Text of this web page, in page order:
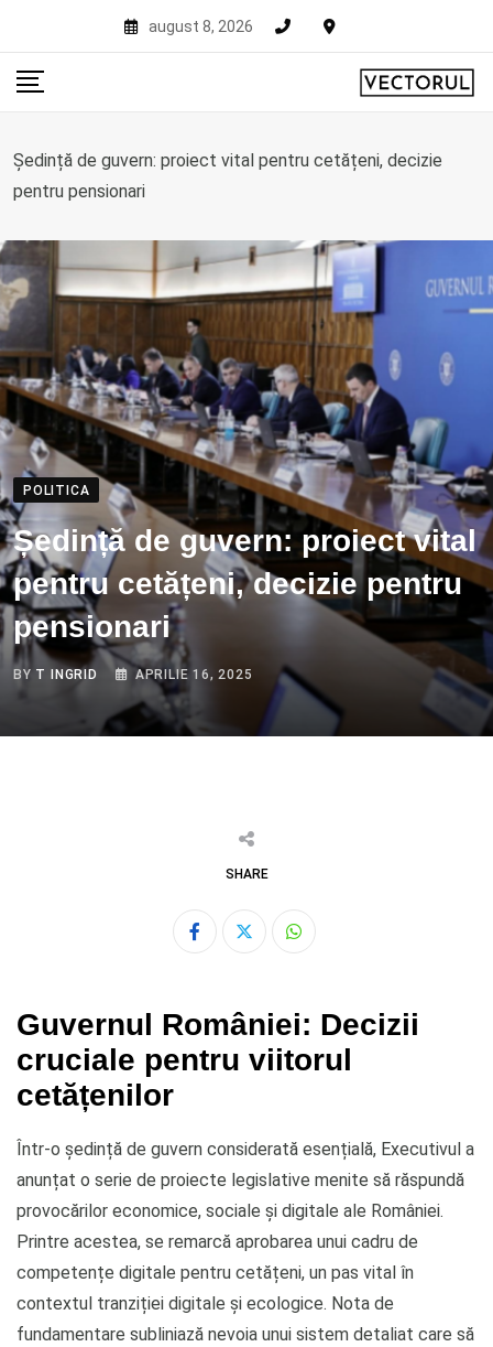
content
august 8, 2026
Ședință de guvern: proiect vital pentru cetățeni, decizie
pentru pensionari
POLITICA
Ședință de guvern: proiect vital
pentru cetățeni, decizie pentru
pensionari
BY T INGRID APRILIE 16, 2025
SHARE
Whatsapp
Guvernul României: Decizii
cruciale pentru viitorul
cetățenilor
Într-o ședință de guvern considerată esențială, Executivul a
anunțat o serie de proiecte legislative menite să răspundă
provocărilor economice, sociale și digitale ale României.
Printre acestea, se remarcă aprobarea unui cadru de
competențe digitale pentru cetățeni, un pas vital în
contextul tranziției digitale și ecologice. Nota de
fundamentare subliniază nevoia unui sistem detaliat care să